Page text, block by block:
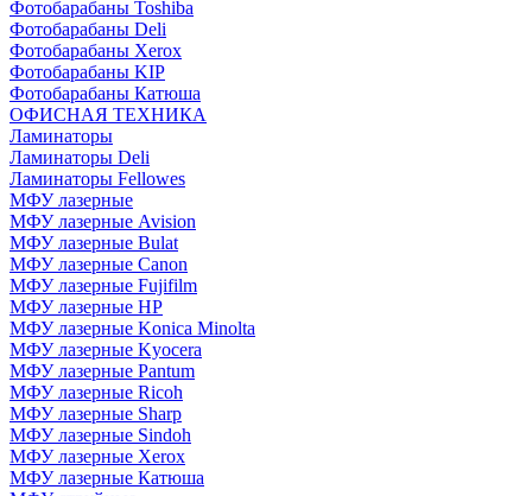
Фотобарабаны Toshiba
Фотобарабаны Deli
Фотобарабаны Xerox
Фотобарабаны KIP
Фотобарабаны Катюша
ОФИСНАЯ ТЕХНИКА
Ламинаторы
Ламинаторы Deli
Ламинаторы Fellowes
МФУ лазерные
МФУ лазерные Avision
МФУ лазерные Bulat
МФУ лазерные Canon
МФУ лазерные Fujifilm
МФУ лазерные HP
МФУ лазерные Konica Minolta
МФУ лазерные Kyocera
МФУ лазерные Pantum
МФУ лазерные Ricoh
МФУ лазерные Sharp
МФУ лазерные Sindoh
МФУ лазерные Xerox
МФУ лазерные Катюша